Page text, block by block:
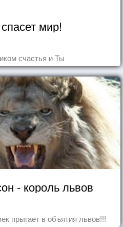
мир!
счастья и Ты
- король львов
прыгает в объятия львов!!!